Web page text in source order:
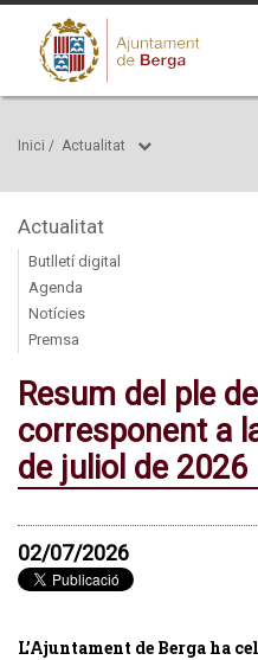
Inici / Actualitat
Actualitat
Butlletí digital
Agenda
Notícies
Premsa
Resum del ple
corresponent a
de juliol de 2026
02/07/2026
L’Ajuntament de Berga ha